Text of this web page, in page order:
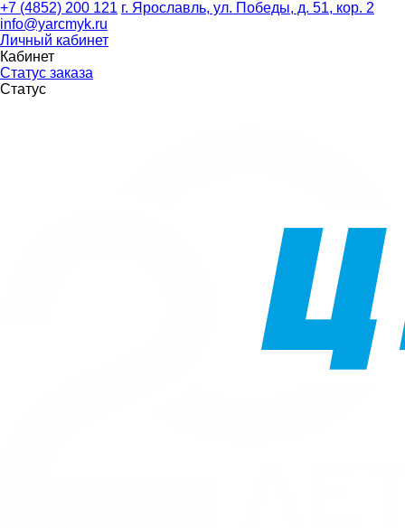
+7 (4852) 200 121 г. Ярославль, ул. Победы, д. 51, кор. 2
info@yarcmyk.ru
Личный кабинет
Кабинет
Статус заказа
Статус